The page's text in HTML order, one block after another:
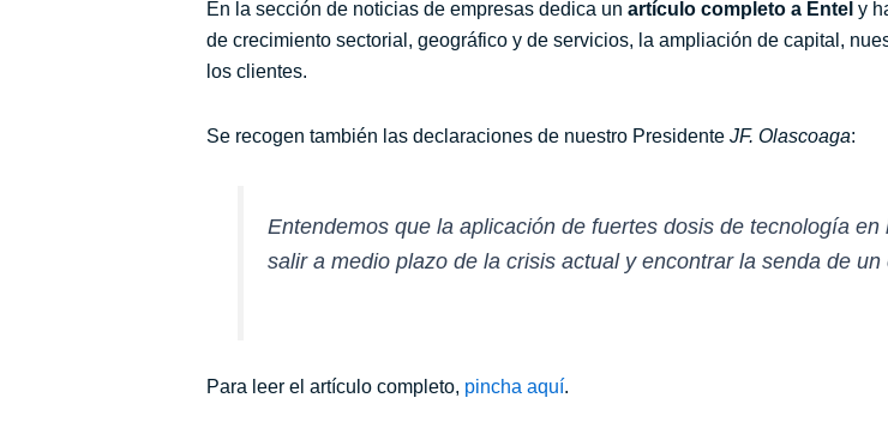
En la sección de noticias de empresas dedica un artículo completo a Entel y
de crecimiento sectorial, geográfico y de servicios, la ampliación de capital,
los clientes.
Se recogen también las declaraciones de nuestro Presidente JF. Olascoaga:
Entendemos que la aplicación de fuertes dosis de tecnología
salir a medio plazo de la crisis actual y encontrar la senda de
Para leer el artículo completo, pincha aquí.